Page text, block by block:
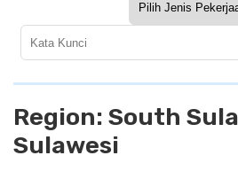
Region: South
Sulawesi